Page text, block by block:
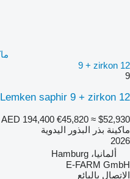
9 + zirkon 12
9
Lemken saphir 9 + zirkon 12
AED 194,400 €45,820 ≈ $52,930
ماكينة بذر البذور اليدوية
2026
ألمانيا، Hamburg
E-FARM GmbH
الاتصال بالبائع